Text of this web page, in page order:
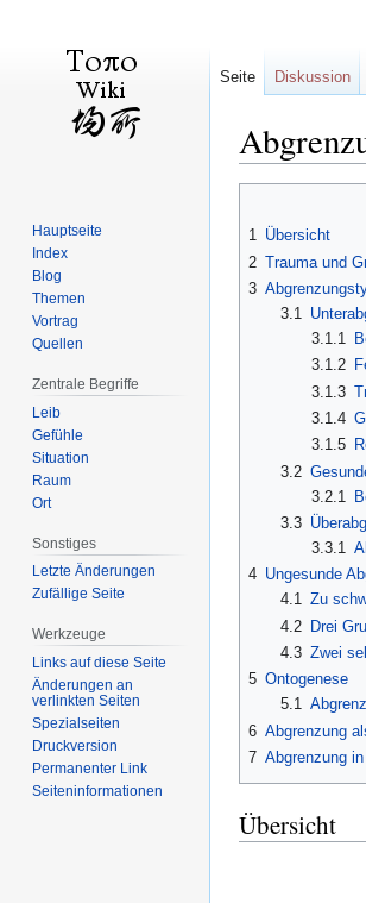
Navigation
Suche
1 Übersicht
2 Trauma und
3
3.1
3.1.1
3.1.2
3.1.3
3.1.4
3.1.5
3.2
3.2.1
3.3
3.3.1
4 Ungesunde
4.1 Zu
4.2 Drei
4.3 Zwei
5 Ontogenese
5.1
6 Abgrenzung
7 Abgrenzung
Übersicht
Seite Diskussion
Hauptseite
Index
Blog
Themen
Vortrag
Quellen
Zentrale Begriffe
Leib
Gefühle
Situation
Raum
Ort
Sonstiges
Letzte Änderungen
Zufällige Seite
Werkzeuge
Links auf diese Seite
Änderungen an
verlinkten Seiten
Spezialseiten
Druckversion
Permanenter Link
Seiten­informationen